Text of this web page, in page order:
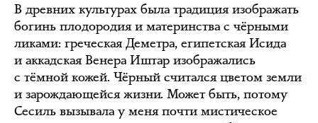
В древних культурах была традиция изображать
богинь плодородия и материнства с чёрными
ликами: греческая Деметра, египетская Исида
и аккадская Венера Иштар изображались
с тёмной кожей. Чёрный считался цветом земли
и зарождающейся жизни. Может быть, потому
Сесиль вызывала у меня почти мистическое